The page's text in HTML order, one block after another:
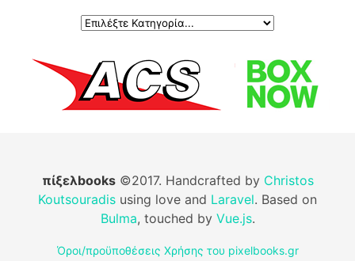
πίξελbooks©2017. Handcrafted by Christos
Koutsouradis using love and Laravel. Based on
Bulma, touched by Vue.js.
Όροι/προϋποθέσεις Χρήσης του pixelbooks.gr